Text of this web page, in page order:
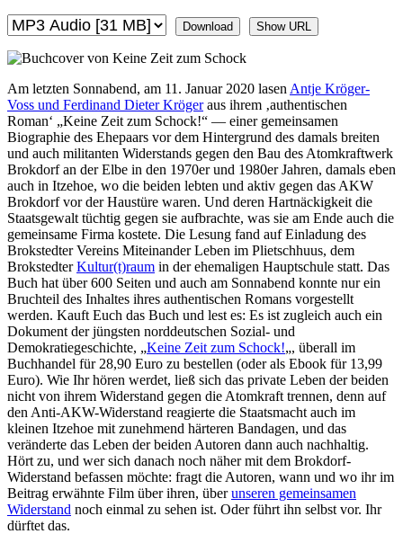
Download Show URL
Am letzten Sonnabend, am 11. Januar 2020 lasen Antje Kröger-
Voss und Ferdinand Dieter Krögeraus ihrem ‚authentischen
Roman‘ „Keine Zeit zum Schock!“ — einer gemeinsamen
Biographie des Ehepaars vor dem Hintergrund des damals breiten
und auch militanten Widerstands gegen den Bau des Atomkraftwerk
Brokdorf an der Elbe in den 1970er und 1980er Jahren, damals eben
auch in Itzehoe, wo die beiden lebten und aktiv gegen das AKW
Brokdorf vor der Haustüre waren. Und deren Hartnäckigkeit die
Staatsgewalt tüchtig gegen sie aufbrachte, was sie am Ende auch die
gemeinsame Firma kostete. Die Lesung fand auf Einladung des
Brokstedter Vereins Miteinander Leben im Plietschhuus, dem
BrokstedterKultur(t)raum in der ehemaligen Hauptschule statt. Das
Buch hat über 600 Seiten und auch am Sonnabend konnte nur ein
Bruchteil des Inhaltes ihres authentischen Romans vorgestellt
werden. Kauft Euch das Buch und lest es: Es ist zugleich auch ein
Dokument der jüngsten norddeutschen Sozial- und
Demokratiegeschichte, „Keine Zeit zum Schock!„, überall im
Buchhandel für 28,90 Euro zu bestellen (oder als Ebook für 13,99
Euro). Wie Ihr hören werdet, ließ sich das private Leben der beiden
nicht von ihrem Widerstand gegen die Atomkraft trennen, denn auf
den Anti-AKW-Widerstand reagierte die Staatsmacht auch im
kleinen Itzehoe mit zunehmend härteren Bandagen, und das
veränderte das Leben der beiden Autoren dann auch nachhaltig.
Hört zu, und wer sich danach noch näher mit dem Brokdorf-
Widerstand befassen möchte: fragt die Autoren, wann und wo ihr im
Beitrag erwähnte Film über ihren, überunseren gemeinsamen
Widerstand noch einmal zu sehen ist. Oder führt ihn selbst vor. Ihr
dürftet das.